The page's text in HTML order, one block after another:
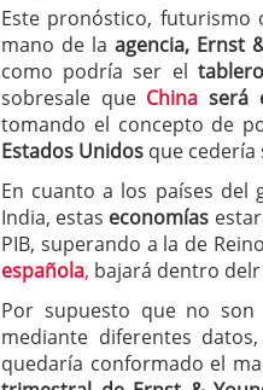
Este pronóstico, futurismo
mano de la agencia, Ernst
como podría ser el
sobresale queChinaserá
tomando el concepto de
Estados Unidos que
En cuanto a los países del
India, estas economías
PIB, superando a la de
española, bajará dentro
Por supuesto que no
mediante diferentes
quedaría conformado el